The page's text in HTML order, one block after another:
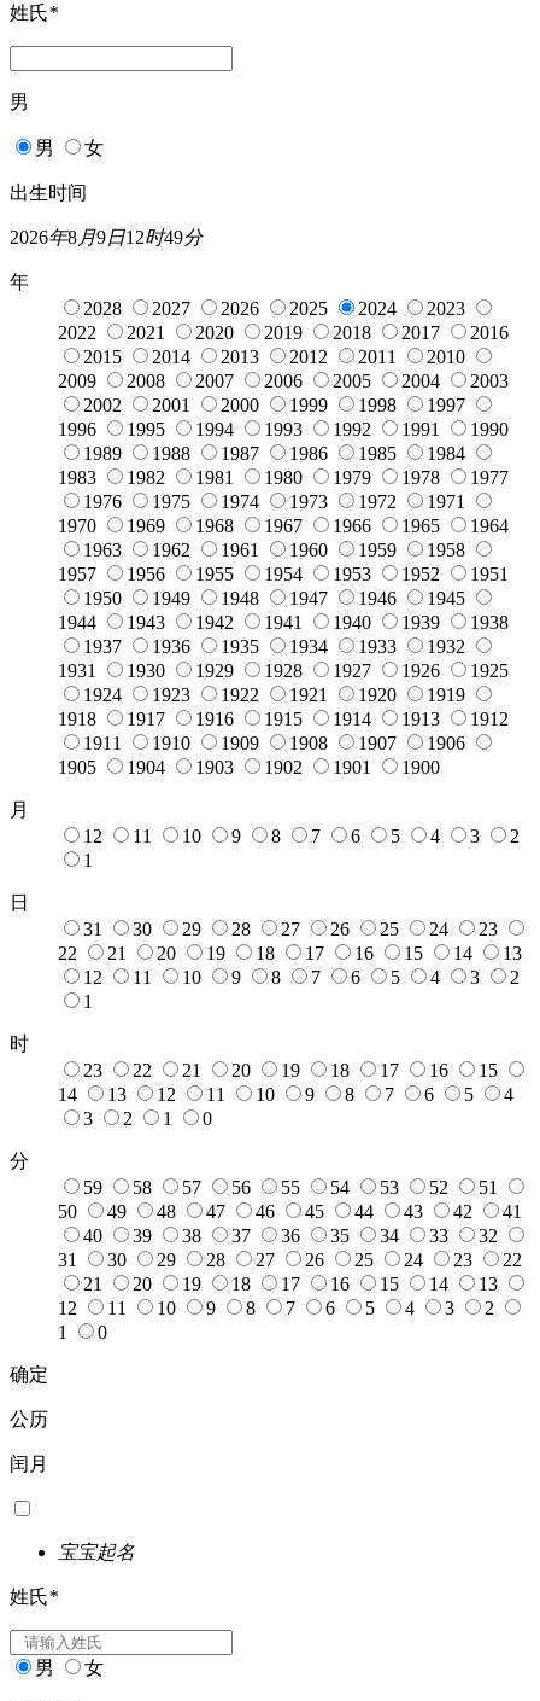
姓氏*
男
男 女
出生时间
2026年8月9日12时49分
年
2028
2027 2026 2025 2024
2023
2022
2021 2020 2019 2018 2017
2016
2015
2014 2013 2012 2011
2010
2009
2008 2007 2006 2005 2004
2003
2002
2001 2000 1999 1998
1997
1996
1995 1994 1993 1992 1991
1990
1989
1988 1987 1986 1985
1984
1983
1982 1981 1980 1979 1978
1977
1976
1975 1974 1973 1972
1971
1970
1969 1968 1967 1966 1965
1964
1963
1962 1961 1960 1959
1958
1957
1956 1955 1954 1953 1952
1951
1950
1949 1948 1947 1946
1945
1944
1943 1942 1941 1940 1939
1938
1937
1936 1935 1934 1933
1932
1931
1930 1929 1928 1927 1926
1925
1924
1923 1922 1921 1920
1919
1918
1917 1916 1915 1914 1913
1912
1911
1910 1909 1908 1907
1906
1905
1904 1903 1902 1901 1900
月
12
11 10 9 8 7 6 5 4 3
2
1
日
31
30 29 28 27 26 25 24
23
22
21 20 19 18 17 16 15 14
13
12
11 10 9 8 7 6 5 4 3
2
1
时
23
22 21 20 19 18 17 16
15
14
13 12 11 10 9 8 7 6 5
4
3
2 1 0
分
59
58 57 56 55 54 53 52
51
50
49 48 47 46 45 44 43 42
41
40
39 38 37 36 35 34 33
32
31
30 29 28 27 26 25 24 23
22
21
20 19 18 17 16 15 14
13
12
11 10 9 8 7 6 5 4 3
2
1
0
确定
公历
闰月
宝宝起名
姓氏*
男 女